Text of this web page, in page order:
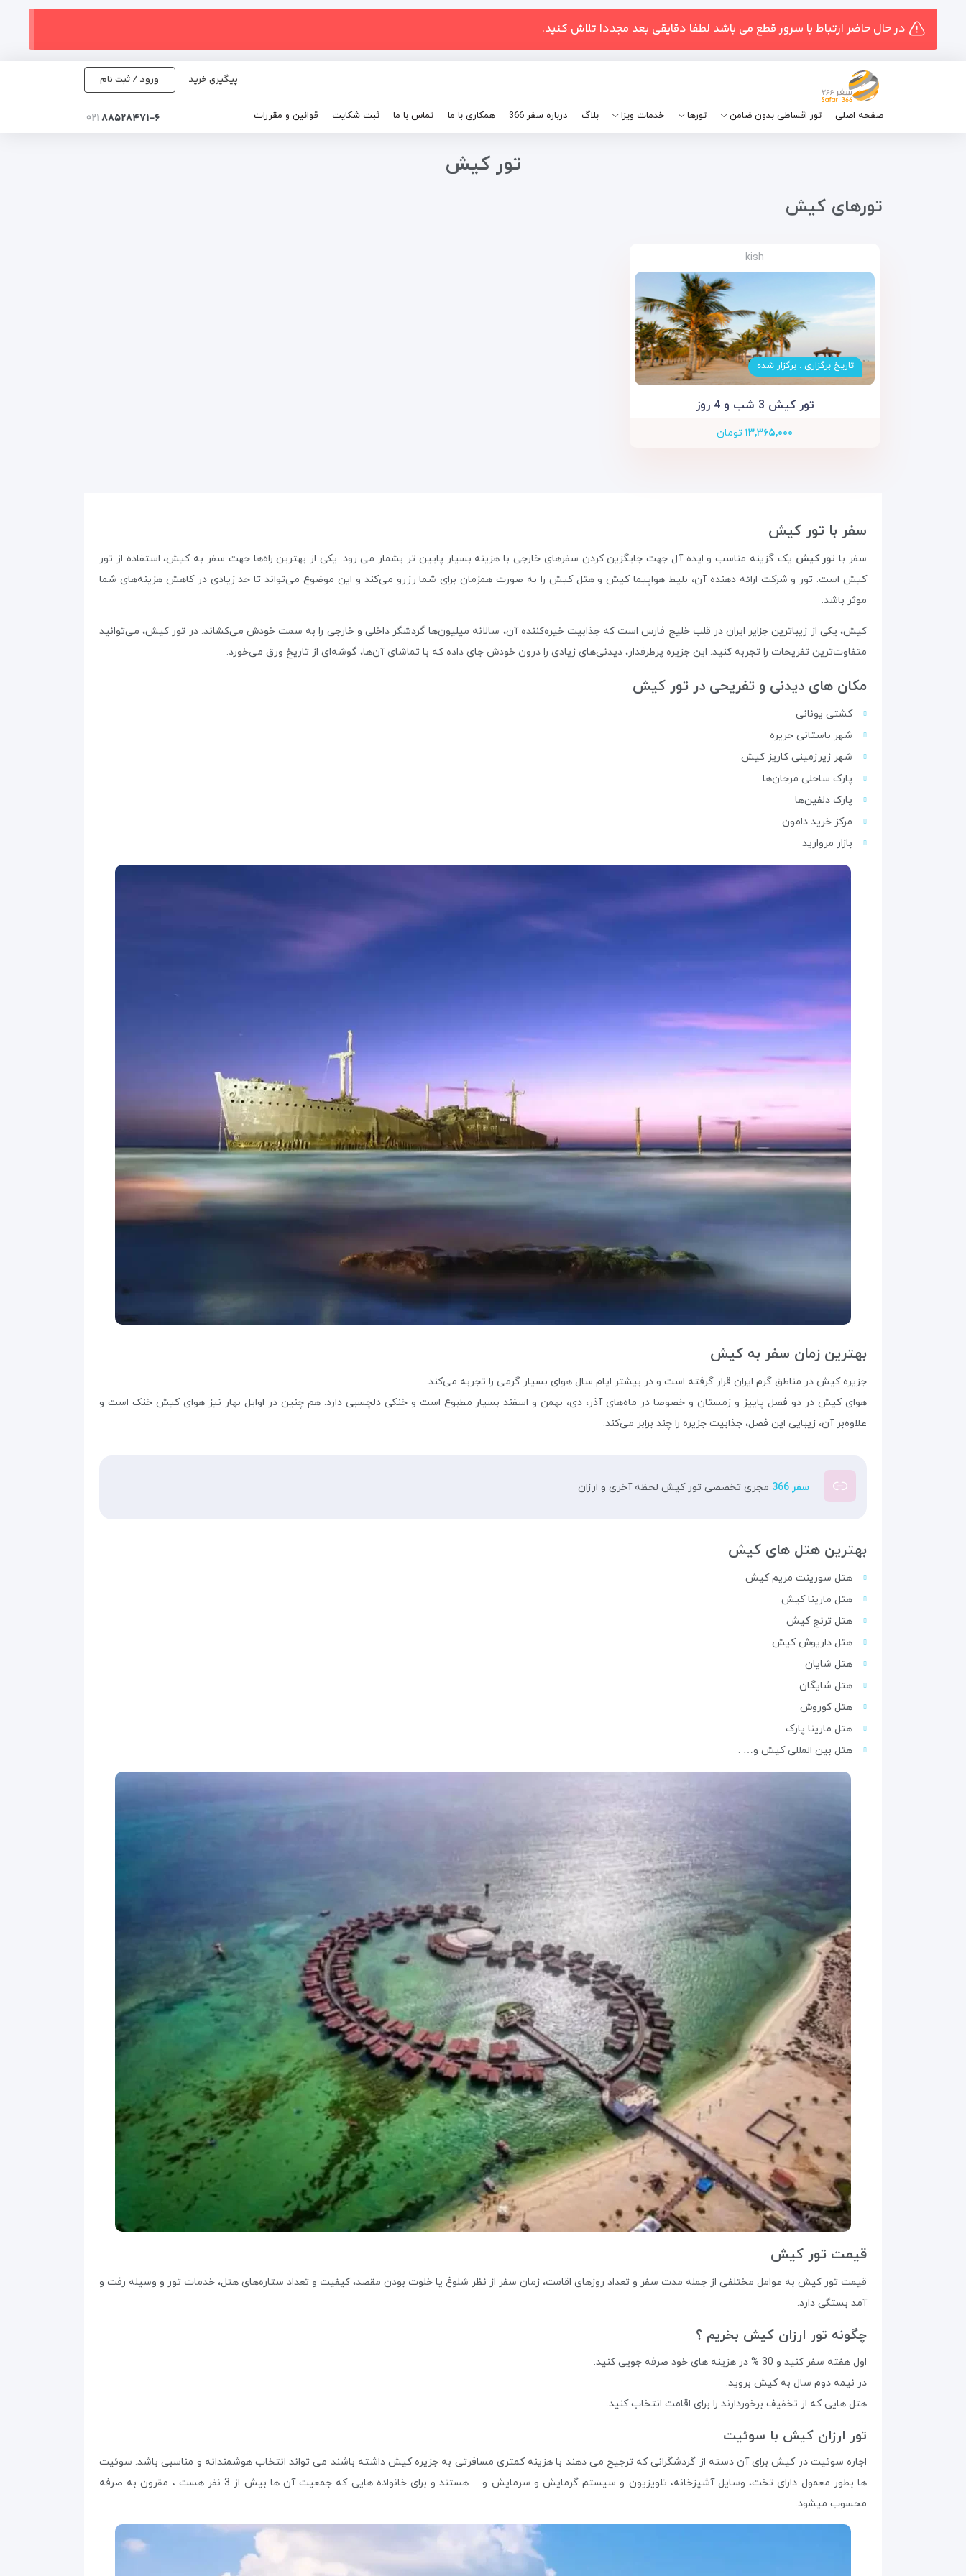
در حال حاضر ارتباط با سرور قطع می باشد لطفا دقایقی بعد مجددا تلاش کنید.
پیگیری خرید ورود / ثبت نام
صفحه اصلی تور اقساطی بدون ضامن تورها خدمات ویزا بلاگ درباره سفر 366 همکاری با ما تماس با ما ثبت شکایت قوانین و مقررات ۸۸۵۲۸۴۷۱-۶۰۲۱
تور کیش
تور‌های کیش
kish
تاریخ برگزاری : برگزار شده
تور کیش 3 شب و 4 روز
۱۳,۳۶۵,۰۰۰ تومان
سفر با تور کیش
سفر با تور کیش یک گزینه مناسب و ایده‌ آل جهت جایگزین کردن سفرهای خارجی با هزینه بسیار پایین تر بشمار می رود. یکی از بهترین راه‌ها جهت سفر به کیش، استفاده از تور
کیش است. تور و شرکت ارائه دهنده آن، بلیط هواپیما کیش و هتل کیش را به صورت همزمان برای شما رزرو می‌کند و این موضوع می‌تواند تا حد زیادی در کاهش هزینه‌های شما
موثر باشد.
کیش، یکی از زیباترین جزایر ایران در قلب خلیج فارس است که جذابیت خیره‌کننده آن، سالانه میلیون‌ها گردشگر داخلی و خارجی را به سمت خودش می‌کشاند. در تور کیش، می‌توانید
متفاوت‌ترین تفریحات را تجربه کنید. این جزیره پرطرفدار، دیدنی‌های زیادی را درون خودش جای داده که با تماشای آن‌ها، گوشه‌ای از تاریخ ورق می‌خورد.
مکان های دیدنی و تفریحی در تور کیش
کشتی یونانی
شهر باستانی حریره
شهر زیرزمینی کاریز کیش
پارک ساحلی مرجان‌ها
پارک دلفین‌ها
مرکز خرید دامون
بازار مروارید
بهترین زمان سفر به کیش
جزیره کیش در مناطق گرم ایران قرار گرفته‌ است و در بیشتر ایام سال هوای بسیار گرمی را تجربه می‌کند.
هوای کیش در دو فصل پاییز و زمستان و خصوصا در ماه‌های آذر، دی، بهمن و اسفند بسیار مطبوع است و خنکی دلچسبی دارد. هم چنین در اوایل بهار نیز هوای کیش خنک است و
علاوه‌بر آن، زیبایی این فصل، جذابیت جزیره را چند برابر می‌کند.
سفر 366 مجری تخصصی تور کیش لحظه آخری و ارزان
بهترین هتل های کیش
هتل سورینت مریم کیش
هتل مارینا کیش
هتل ترنج کیش
هتل داریوش کیش
هتل شایان
هتل شایگان
هتل کوروش
هتل مارینا پارک
هتل بین المللی کیش و… .
قیمت تور کیش
قیمت تور کیش به عوامل مختلفی از جمله مدت سفر و تعداد روزهای اقامت، زمان سفر از نظر شلوغ یا خلوت بودن مقصد، کیفیت و تعداد ستاره‌های هتل، خدمات تور و وسیله رفت و
آمد بستگی دارد.
چگونه تور ارزان کیش بخریم ؟
اول هفته سفر کنید و 30 % در هزینه های خود صرفه جویی کنید.
در نیمه دوم سال به کیش بروید.
هتل هایی که از تخفیف برخوردارند را برای اقامت انتخاب کنید.
تور ارزان کیش با سوئیت
اجاره سوئیت در کیش برای آن دسته از گردشگرانی که ترجیح می دهند با هزینه کمتری مسافرتی به جزیره کیش داشته باشند می ‌تواند انتخاب هوشمندانه و مناسبی باشد. سوئیت
ها بطور معمول دارای تخت، وسایل آشپزخانه، تلویزیون و سیستم گرمایش و سرمایش و… هستند و برای خانواده هایی که جمعیت آن ها بیش از 3 نفر هست ، مقرون به صرفه
محسوب میشود.